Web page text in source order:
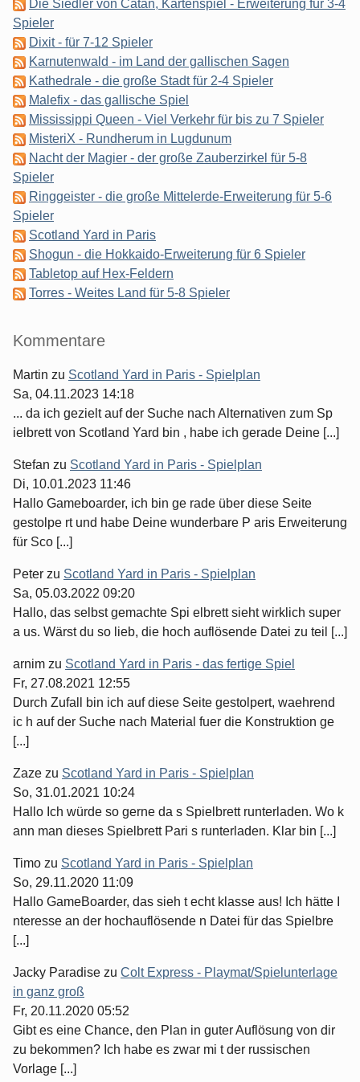
Die Siedler von Catan, Kartenspiel - Erweiterung für 3-4
Spieler
Dixit - für 7-12 Spieler
Karnutenwald - im Land der gallischen Sagen
Kathedrale - die große Stadt für 2-4 Spieler
Malefix - das gallische Spiel
Mississippi Queen - Viel Verkehr für bis zu 7 Spieler
MisteriX - Rundherum in Lugdunum
Nacht der Magier - der große Zauberzirkel für 5-8
Spieler
Ringgeister - die große Mittelerde-Erweiterung für 5-6
Spieler
Scotland Yard in Paris
Shogun - die Hokkaido-Erweiterung für 6 Spieler
Tabletop auf Hex-Feldern
Torres - Weites Land für 5-8 Spieler
Kommentare
Martin zu Scotland Yard in Paris - Spielplan
Sa, 04.11.2023 14:18
... da ich gezielt auf der Suche nach Alternativen zum Sp
ielbrett von Scotland Yard bin , habe ich gerade Deine [...]
Stefan zu Scotland Yard in Paris - Spielplan
Di, 10.01.2023 11:46
Hallo Gameboarder, ich bin ge rade über diese Seite
gestolpe rt und habe Deine wunderbare P aris Erweiterung
für Sco [...]
Peter zu Scotland Yard in Paris - Spielplan
Sa, 05.03.2022 09:20
Hallo, das selbst gemachte Spi elbrett sieht wirklich super
a us. Wärst du so lieb, die hoch auflösende Datei zu teil [...]
arnim zu Scotland Yard in Paris - das fertige Spiel
Fr, 27.08.2021 12:55
Durch Zufall bin ich auf diese Seite gestolpert, waehrend
ic h auf der Suche nach Material fuer die Konstruktion ge
[...]
Zaze zu Scotland Yard in Paris - Spielplan
So, 31.01.2021 10:24
Hallo Ich würde so gerne da s Spielbrett runterladen. Wo k
ann man dieses Spielbrett Pari s runterladen. Klar bin [...]
Timo zu Scotland Yard in Paris - Spielplan
So, 29.11.2020 11:09
Hallo GameBoarder, das sieh t echt klasse aus! Ich hätte I
nteresse an der hochauflösende n Datei für das Spielbre
[...]
Jacky Paradise zu Colt Express - Playmat/Spielunterlage
in ganz groß
Fr, 20.11.2020 05:52
Gibt es eine Chance, den Plan in guter Auflösung von dir
zu bekommen? Ich habe es zwar mi t der russischen
Vorlage [...]